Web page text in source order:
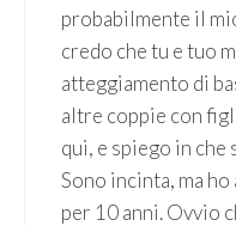
probabilmente il
credo che tu e tuo
atteggiamento di
altre coppie con
qui, e spiego in che
Sono incinta, ma
per 10 anni. Ovvio